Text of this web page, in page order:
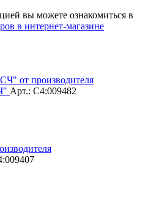
вы можете ознакомиться в
в интернет-магазине
Арт.: С4:009482